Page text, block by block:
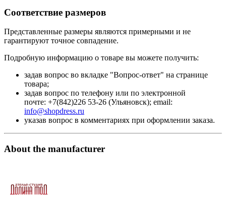
Соответствие размеров
Представленные размеры являются примерными и не
гарантируют точное совпадение.
Подробную информацию о товаре вы можете получить:
задав вопрос во вкладке "Вопрос-ответ" на странице
товара;
задав вопрос по телефону или по электронной
почте: +7(842)226 53-26 (Ульяновск); email:
info@shopdress.ru
указав вопрос в комментариях при оформлении заказа.
About the manufacturer